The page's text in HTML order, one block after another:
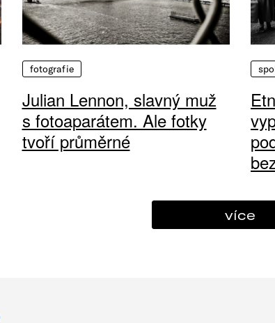
fotografie
Julian Lennon, slavný muž
s fotoaparátem. Ale fotky
tvoří průměrné
více